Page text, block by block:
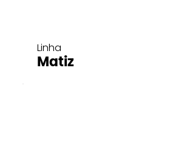
Linha
Matiz